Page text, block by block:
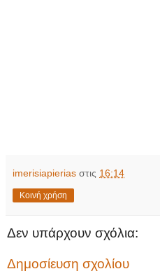
imerisiapierias στις 16:14
Κοινή χρήση
Δεν υπάρχουν σχόλια:
Δημοσίευση σχολίου